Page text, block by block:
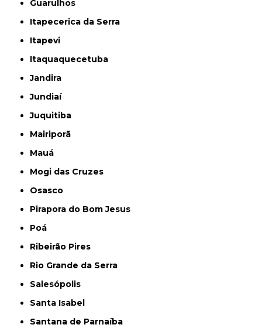
Guarulhos
Itapecerica da Serra
Itapevi
Itaquaquecetuba
Jandira
Jundiaí
Juquitiba
Mairiporã
Mauá
Mogi das Cruzes
Osasco
Pirapora do Bom Jesus
Poá
Ribeirão Pires
Rio Grande da Serra
Salesópolis
Santa Isabel
Santana de Parnaíba